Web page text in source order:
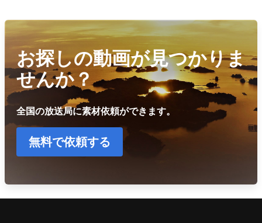
お探しの動画が見つかりま
せんか？
全国の放送局に素材依頼ができます。
無料で依頼する